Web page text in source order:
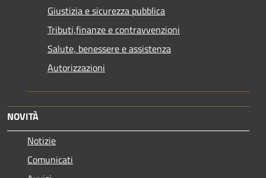
Giustizia e sicurezza pubblica
Tributi,finanze e contravvenzioni
Salute, benessere e assistenza
Autorizzazioni
NOVITÀ
Notizie
Comunicati